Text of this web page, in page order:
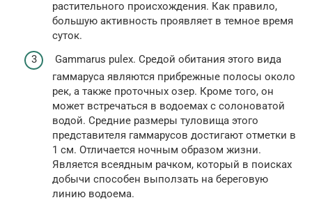
растительного происхождения. Как правило,
большую активность проявляет в темное время
суток.
Gammarus pulex. Средой обитания этого вида
гаммаруса являются прибрежные полосы около
рек, а также проточных озер. Кроме того, он
может встречаться в водоемах с солоноватой
водой. Средние размеры туловища этого
представителя гаммарусов достигают отметки в
1 см. Отличается ночным образом жизни.
Является всеядным рачком, который в поисках
добычи способен выползать на береговую
линию водоема.